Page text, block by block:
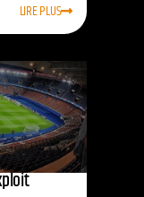
LIRE PLUS